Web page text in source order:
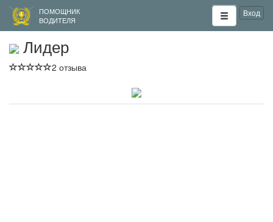
ПОМОЩНИК
ВОДИТЕЛЯ
Вход
Лидер
2 отзыва